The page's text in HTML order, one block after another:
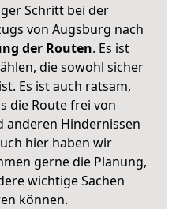
Schritt bei der
von Augsburg nach
der Routen. Es ist
die sowohl sicher
Es ist auch ratsam,
die Route frei von
anderen Hindernissen
hier haben wir
gerne die Planung,
wichtige Sachen
können.